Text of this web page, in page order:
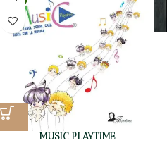
MUSIC PLAYTIME